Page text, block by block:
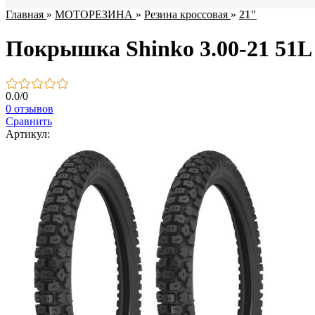
Главная » МОТОРЕЗИНА » Резина кроссовая » 21"
Покрышка Shinko 3.00-21 51L
0.0/0
0 отзывов
Сравнить
Артикул: